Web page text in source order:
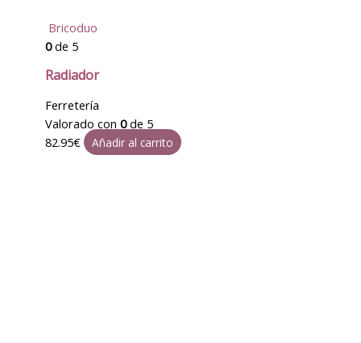
Bricoduo
0de 5
Radiador
Ferretería
Valorado con 0de 5
82.95€ Añadir al carrito